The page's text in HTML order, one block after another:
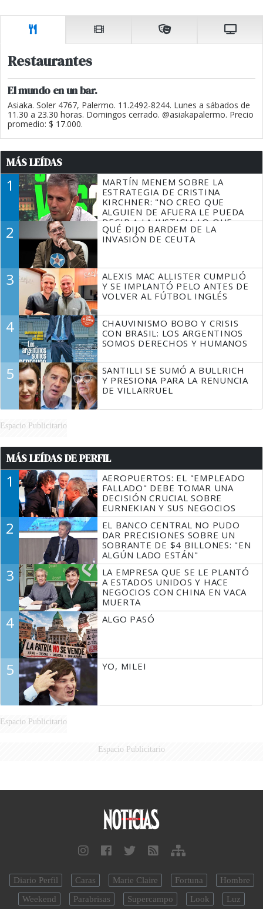
Restaurantes
El mundo en un bar.
Asiaka. Soler 4767, Palermo. 11.2492-8244. Lunes a sábados de
11.30 a 23.30 horas. Domingos cerrado. @asiakapalermo. Precio
promedio: $ 17.000.
MÁS LEÍDAS
1
MARTÍN MENEM SOBRE LA
ESTRATEGIA DE CRISTINA
KIRCHNER: "NO CREO QUE
ALGUIEN DE AFUERA LE PUEDA
DECIR A LA JUSTICIA LO QUE
TIENE QUE HACER"
2
QUÉ DIJO BARDEM DE LA
INVASIÓN DE CEUTA
3
ALEXIS MAC ALLISTER CUMPLIÓ
Y SE IMPLANTÓ PELO ANTES DE
VOLVER AL FÚTBOL INGLÉS
4
CHAUVINISMO BOBO Y CRISIS
CON BRASIL: LOS ARGENTINOS
SOMOS DERECHOS Y HUMANOS
5
SANTILLI SE SUMÓ A BULLRICH
Y PRESIONA PARA LA RENUNCIA
DE VILLARRUEL
Espacio Publicitario
MÁS LEÍDAS DE PERFIL
1
AEROPUERTOS: EL "EMPLEADO
FALLADO" DEBE TOMAR UNA
DECISIÓN CRUCIAL SOBRE
EURNEKIAN Y SUS NEGOCIOS
2
EL BANCO CENTRAL NO PUDO
DAR PRECISIONES SOBRE UN
SOBRANTE DE $4 BILLONES: "EN
ALGÚN LADO ESTÁN"
3
LA EMPRESA QUE SE LE PLANTÓ
A ESTADOS UNIDOS Y HACE
NEGOCIOS CON CHINA EN VACA
MUERTA
4 ALGO PASÓ
5 YO, MILEI
Espacio Publicitario
Espacio Publicitario
Diario Perfil Caras Marie Claire Fortuna
Hombre
Weekend
Parabrisas Supercampo Look Luz